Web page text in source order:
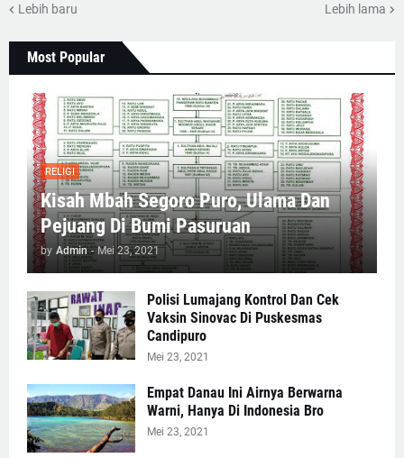
Lebih baru Lebih lama
Most Popular
RELIGI
Kisah Mbah Segoro Puro, Ulama Dan
Pejuang Di Bumi Pasuruan
by Admin - Mei 23, 2021
Polisi Lumajang Kontrol Dan Cek
Vaksin Sinovac Di Puskesmas
Candipuro
Mei 23, 2021
Empat Danau Ini Airnya Berwarna
Warni, Hanya Di Indonesia Bro
Mei 23, 2021